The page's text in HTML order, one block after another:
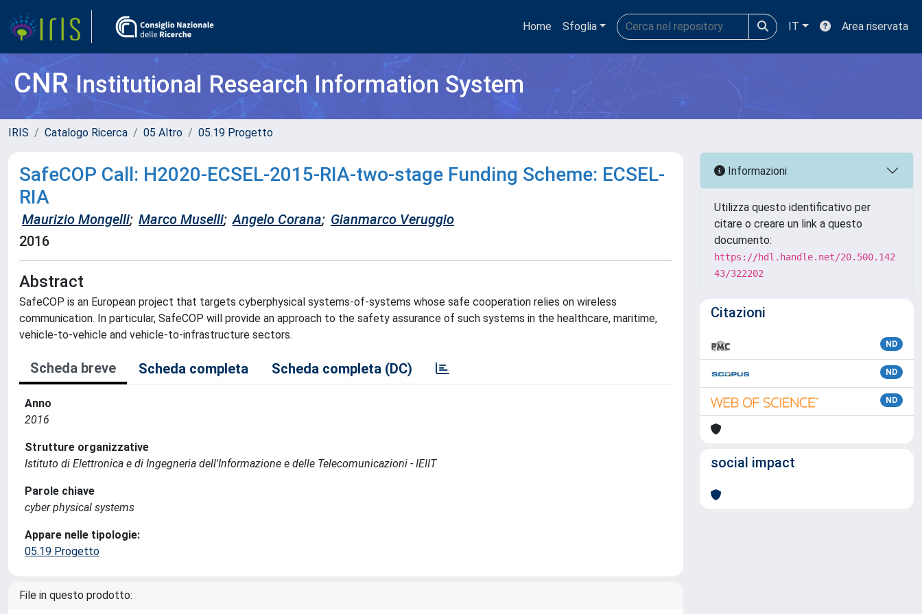
Home Sfoglia IT Area riservata
CNRInstitutional Research Information System
IRIS Catalogo Ricerca 05 Altro 05.19 Progetto
SafeCOP Call: H2020-ECSEL-2015-RIA-two-stage Funding Scheme: ECSEL-
RIA
Maurizio Mongelli; Marco Muselli; Angelo Corana; Gianmarco Veruggio
2016
Abstract
SafeCOP is an European project that targets cyberphysical systems-of-systems whose safe cooperation relies on wireless
communication. In particular, SafeCOP will provide an approach to the safety assurance of such systems in the healthcare, maritime,
vehicle-to-vehicle and vehicle-to-infrastructure sectors.
Scheda breve Scheda completa Scheda completa (DC)
Anno
2016
Strutture organizzative
Istituto di Elettronica e di Ingegneria dell'Informazione e delle Telecomunicazioni - IEIIT
Parole chiave
cyber physical systems
Appare nelle tipologie:
05.19 Progetto
File in questo prodotto:
Informazioni
Utilizza questo identificativo per
citare o creare un link a questo
documento:
https://hdl.handle.net/20.500.142
43/322202
Citazioni
ND
ND
ND
social impact